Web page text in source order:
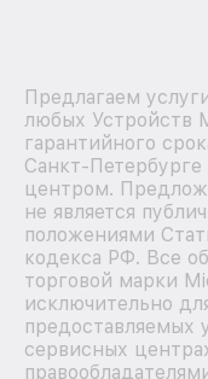
Предлагаем
любых Устройств
гарантийного
Санкт-Петербурге
центром.
не является
положениями
кодекса РФ. Все
торговой марки
исключительно
предоставляемых
сервисных